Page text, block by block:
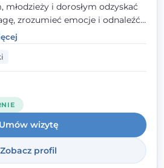
młodzieży i dorosłym odzyskać
zrozumieć emocje i odnaleźć
siłę. Moja droga do
zaczęła się od życia - pełnego
które nauczyły mnie uważności,
Dziś łączę doświadczenie
psychologa, psychoterapeuty
tworząc bezpieczną
w której można poczuć spokój i
Nie obiecuję łatwych rozwiązań -
obiecać, że będę po Twojej
Umów wizytę
Zobacz profil